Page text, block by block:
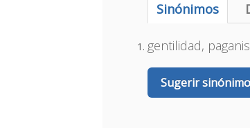
Sinónimos
gentilidad,
Sugerir sinónimo